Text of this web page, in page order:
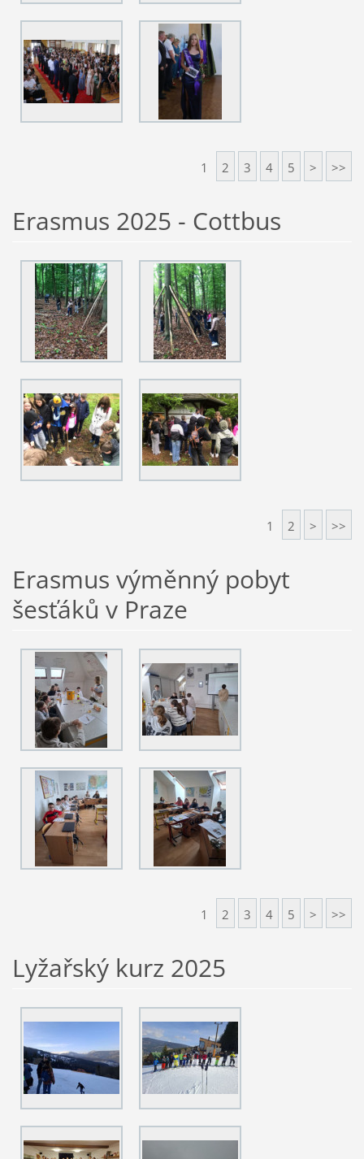
1 2 3 4 5 > >>
Erasmus 2025 - Cottbus
1 2 > >>
Erasmus výměnný pobyt
šesťáků v Praze
1 2 3 4 5 > >>
Lyžařský kurz 2025